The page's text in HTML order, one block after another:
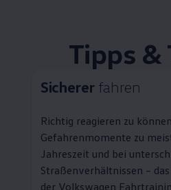
Tipps &
Sicherer fahren
Richtig reagieren zu
Gefahrenmomente zu
Jahreszeit und bei
Straßenverhältnissen –
der Volkswagen